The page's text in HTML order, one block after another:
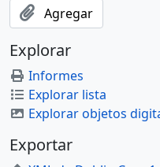
Agregar
Explorar
Informes
Explorar lista
Explorar objetos
Exportar